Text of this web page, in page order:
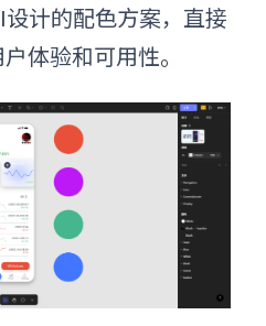
计的配色方案， 直接
体验和可用性。